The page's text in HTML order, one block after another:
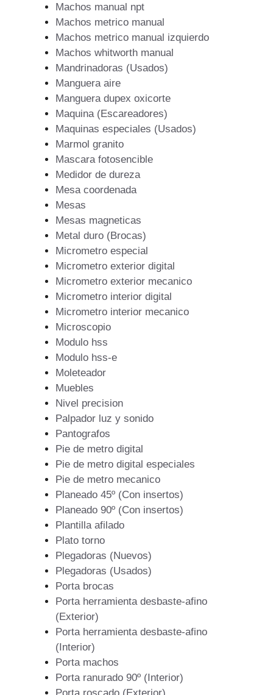
Machos manual npt
Machos metrico manual
Machos metrico manual izquierdo
Machos whitworth manual
Mandrinadoras (Usados)
Manguera aire
Manguera dupex oxicorte
Maquina (Escareadores)
Maquinas especiales (Usados)
Marmol granito
Mascara fotosencible
Medidor de dureza
Mesa coordenada
Mesas
Mesas magneticas
Metal duro (Brocas)
Micrometro especial
Micrometro exterior digital
Micrometro exterior mecanico
Micrometro interior digital
Micrometro interior mecanico
Microscopio
Modulo hss
Modulo hss-e
Moleteador
Muebles
Nivel precision
Palpador luz y sonido
Pantografos
Pie de metro digital
Pie de metro digital especiales
Pie de metro mecanico
Planeado 45º (Con insertos)
Planeado 90º (Con insertos)
Plantilla afilado
Plato torno
Plegadoras (Nuevos)
Plegadoras (Usados)
Porta brocas
Porta herramienta desbaste-afino
(Exterior)
Porta herramienta desbaste-afino
(Interior)
Porta machos
Porta ranurado 90º (Interior)